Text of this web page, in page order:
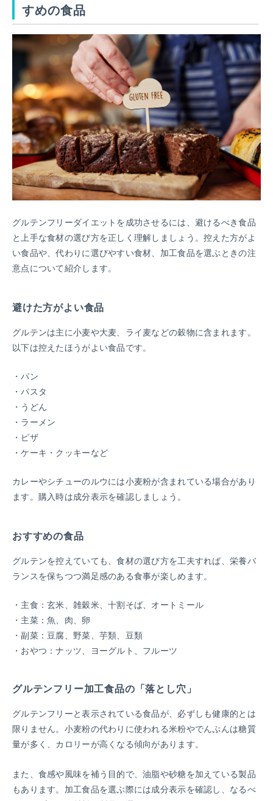
すめの食品
グルテンフリーダイエットを成功させるには、避けるべき食品
と上手な食材の選び方を正しく理解しましょう。控えた方がよ
い食品や、代わりに選びやすい食材、加工食品を選ぶときの注
意点について紹介します。
避けた方がよい食品
グルテンは主に小麦や大麦、ライ麦などの穀物に含まれます。
以下は控えたほうがよい食品です。
パン
パスタ
うどん
ラーメン
ピザ
ケーキ・クッキーなど
カレーやシチューのルウには小麦粉が含まれている場合があり
ます。購入時は成分表示を確認しましょう。
おすすめの食品
グルテンを控えていても、食材の選び方を工夫すれば、栄養バ
ランスを保ちつつ満足感のある食事が楽しめます。
主食：玄米、雑穀米、十割そば、オートミール
主菜：魚、肉、卵
副菜：豆腐、野菜、芋類、豆類
おやつ：ナッツ、ヨーグルト、フルーツ
グルテンフリー加工食品の「落とし穴」
グルテンフリーと表示されている食品が、必ずしも健康的とは
限りません。小麦粉の代わりに使われる米粉やでんぷんは糖質
量が多く、カロリーが高くなる傾向があります。
また、食感や風味を補う目的で、油脂や砂糖を加えている製品
もあります。加工食品を選ぶ際には成分表示を確認し、なるべ